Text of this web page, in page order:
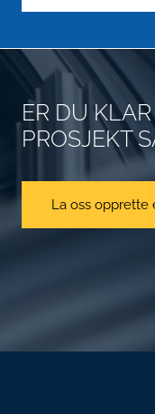
ER DU
PROSJEKT
La oss opprette